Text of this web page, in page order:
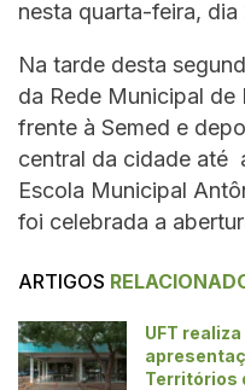
nesta quarta-feira, dia
Na tarde desta
da Rede Municipal de
frente à Semed e
central da cidade até
Escola Municipal
foi celebrada a
ARTIGOS
UFT
Territórios